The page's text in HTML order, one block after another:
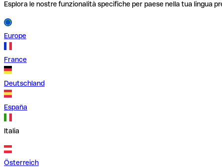
Esplora le nostre funzionalità specifiche per paese nella tua lingua
Europe
France
Deutschland
España
Italia
Österreich